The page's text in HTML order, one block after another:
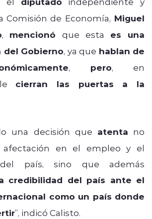
Comisión de Economía, Miguel
, mencionó que esta es una
Gobierno, ya que hablan de
, pero, en
cierran las puertas a la
una decisión que atenta no
afectación en el empleo y el
país, sino que además
credibilidad del país ante el
como un país donde
”, indicó Calisto.